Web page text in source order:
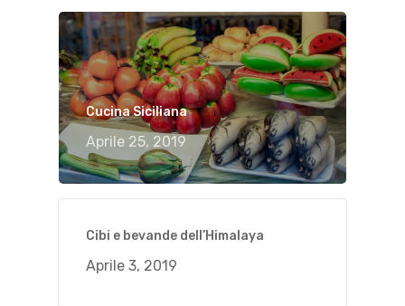
Cucina Siciliana
Aprile 25, 2019
Cibi e bevande dell’Himalaya
Aprile 3, 2019